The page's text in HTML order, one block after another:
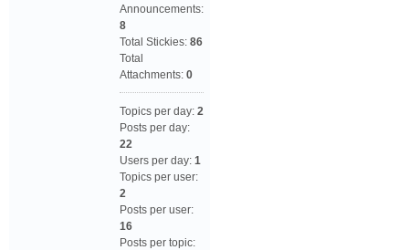
Announcements:
8
Total Stickies: 86
Total
Attachments: 0
Topics per day: 2
Posts per day:
22
Users per day: 1
Topics per user:
2
Posts per user:
16
Posts per topic: